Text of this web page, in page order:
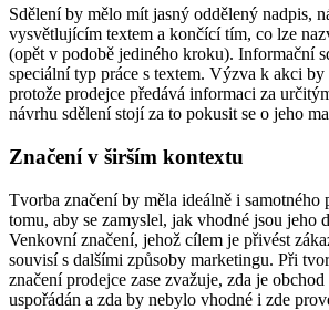
Sdělení by mělo mít jasný oddělený nadpis,
vysvětlujícím textem a končící tím, co lze
(opět v podobě jediného kroku). Informační
speciální typ práce s textem. Výzva k akci by
protože prodejce předává informaci za
návrhu sdělení stojí za to pokusit se o jeho
Značení v širším kontextu
Tvorba značení by měla ideálně i samotného
tomu, aby se zamyslel, jak vhodné jsou jeho
Venkovní značení, jehož cílem je přivést
souvisí s dalšími způsoby marketingu. Při
značení prodejce zase zvažuje, zda je
uspořádán a zda by nebylo vhodné i zde